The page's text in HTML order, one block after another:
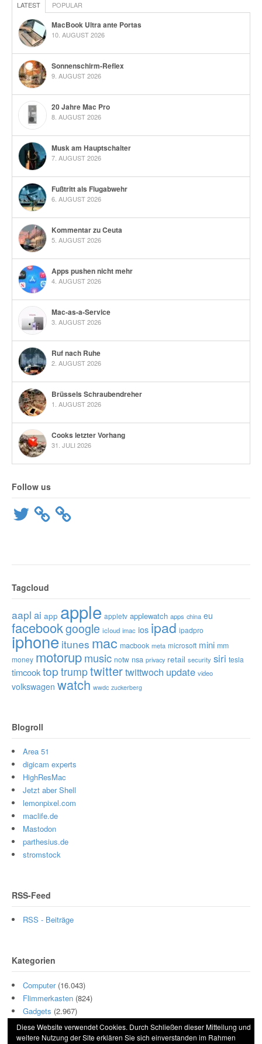
LATEST POPULAR
MacBook Ultra ante Portas
10. AUGUST 2026
Sonnenschirm-Reflex
9. AUGUST 2026
20 Jahre Mac Pro
8. AUGUST 2026
Musk am Hauptschalter
7. AUGUST 2026
Fußtritt als Flugabwehr
6. AUGUST 2026
Kommentar zu Ceuta
5. AUGUST 2026
Apps pushen nicht mehr
4. AUGUST 2026
Mac-as-a-Service
3. AUGUST 2026
Ruf nach Ruhe
2. AUGUST 2026
Brüssels Schraubendreher
1. AUGUST 2026
Cooks letzter Vorhang
31. JULI 2026
Follow us
Twitter
Tagcloud
aapl ai app apple appletv applewatch apps china eu
facebookgoogle icloud imac ios ipad ipadpro
iphone itunes mac macbook meta microsoft mini mm
money motorupmusic notw nsa privacy retail security siri tesla
timcooktop trumptwittertwittwoch update video
volkswagen watch wwdc zuckerberg
Blogroll
Area 51
digicam experts
HighResMac
Jetzt aber Shell
lemonpixel.com
maclife.de
Mastodon
parthesius.de
stromstock
RSS-Feed
RSS - Beiträge
Kategorien
Computer(16.043)
Flimmerkasten (824)
Gadgets (2.967)
Hamburg(11)
Motor (511)
Diese Website verwendet Cookies. Durch Schließen dieser Mitteilung und
weitere Nutzung der Site erklären Sie sich einverstanden im Rahmen